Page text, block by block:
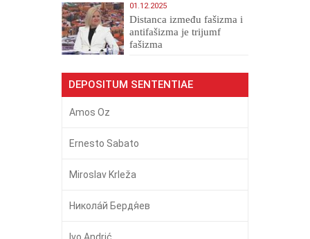
01.12.2025
Distanca između fašizma i
antifašizma je trijumf
fašizma
DEPOSITUM SENTENTIAE
Amos Oz
Ernesto Sabato
Miroslav Krleža
Никола́й Бердя́ев
Ivo Andrić